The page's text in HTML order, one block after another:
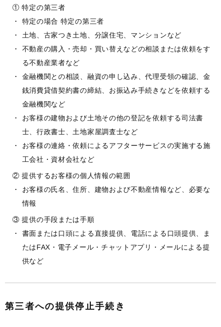
① 特定の第三者
特定の場合 特定の第三者
土地、古家つき土地、分譲住宅、マンションなど
不動産の購入・売却・買い替えなどの相談または依頼をす
る不動産業者など
金融機関との相談、融資の申し込み、代理受領の確認、金
銭消費貸借契約書の締結、お振込み手続きなどを依頼する
金融機関など
お客様の建物および土地その他の登記を依頼する司法書
士、行政書士、土地家屋調査士など
お客様の連絡・依頼によるアフターサービスの実施する施
工会社・資材会社など
② 提供するお客様の個人情報の範囲
お客様の氏名、住所、建物および不動産情報など、必要な
情報
③ 提供の手段または手順
書面または口頭による直接提供、電話による口頭提供、ま
たはFAX・電子メール・チャットアプリ・メールによる提
供など
第三者への提供停止手続き